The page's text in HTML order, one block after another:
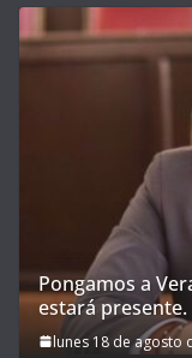
Pongamos a
estará presente.
lunes 18 de agosto